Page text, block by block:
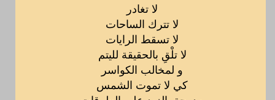
لا تغادر
لا تترك الساحات
لا تسقط الرايات
لا تلْقِ بالحقيقة لليتم
و لمخالب الكواسر
كي لا تموت الشمس